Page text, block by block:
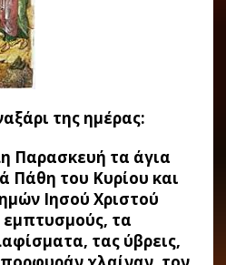
της ημέρας:
Παρασκευή τα άγια
Πάθη του Κυρίου και
Ιησού Χριστού
εμπτυσμούς, τα
τας ύβρεις,